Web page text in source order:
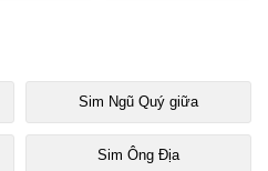
Sim Ngũ Quý giữa
Sim Ông Địa